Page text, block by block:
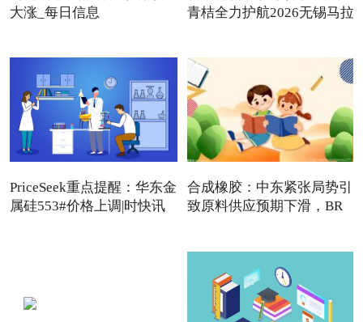
大涨_每日信息
青桔全力护航2026无锡马拉
PriceSeek重点提醒：华东金
属硅553#价格上调|时快讯
合成橡胶：中东紧张局势引
致原料供应预期下滑，BR